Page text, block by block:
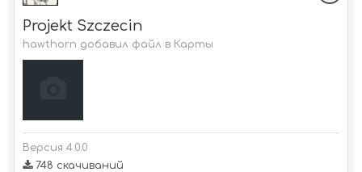
Projekt Szczecin
hawthorn добавил файл в Карты
Версия 4.0.0
748 скачиваний